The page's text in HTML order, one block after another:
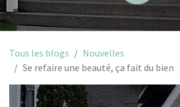
Tous les blogs
Nouvelles
Se refaire une beauté, ça fait du bien